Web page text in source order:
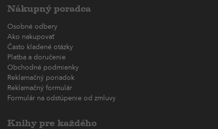
Nákupný poradca
Osobné odbery
Ako nakupovať
Často kladené otázky
Platba a doručenie
Obchodné podmienky
Reklamačný poriadok
Reklamačný formulár
Formulár na odstúpenie od zmluvy
Knihy pre každého